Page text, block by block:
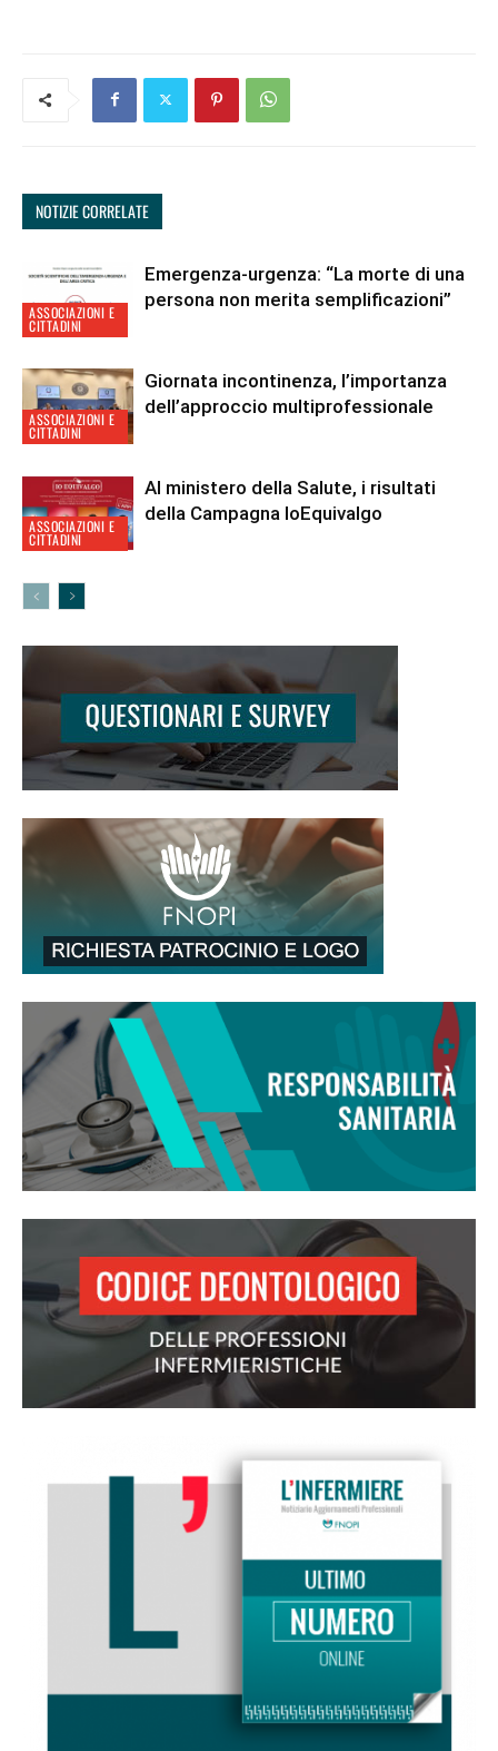
NOTIZIE CORRELATE
ASSOCIAZIONI E
CITTADINI
Emergenza-urgenza: “La morte di una
persona non merita semplificazioni”
ASSOCIAZIONI E
CITTADINI
Giornata incontinenza, l’importanza
dell’approccio multiprofessionale
ASSOCIAZIONI E
CITTADINI
Al ministero della Salute, i risultati
della Campagna IoEquivalgo